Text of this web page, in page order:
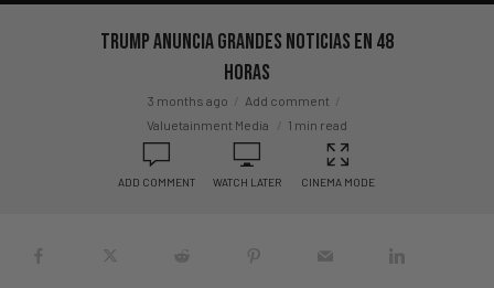
Trump anuncia grandes noticias en 48
horas
3 months ago
Add comment
Valuetainment Media
1 min read
ADD COMMENT WATCH LATER CINEMA MODE